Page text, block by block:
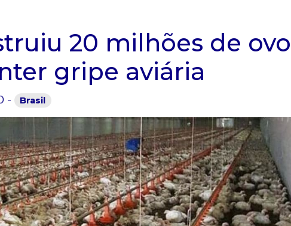
20 milhões de
gripe aviária
- Brasil